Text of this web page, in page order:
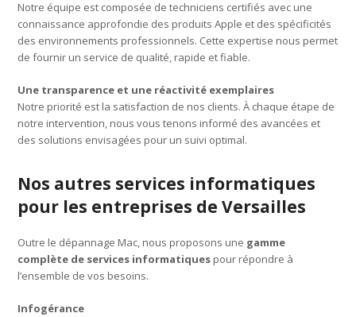
Notre équipe est composée de techniciens certifiés avec une
connaissance approfondie des produits Apple et des spécificités
des environnements professionnels. Cette expertise nous permet
de fournir un service de qualité, rapide et fiable.
Une transparence et une réactivité exemplaires
Notre priorité est la satisfaction de nos clients. À chaque étape de
notre intervention, nous vous tenons informé des avancées et
des solutions envisagées pour un suivi optimal.
Nos autres services informatiques
pour les entreprises de Versailles
Outre le dépannage Mac, nous proposons une gamme
complète de services informatiques pour répondre à
l’ensemble de vos besoins.
Infogérance